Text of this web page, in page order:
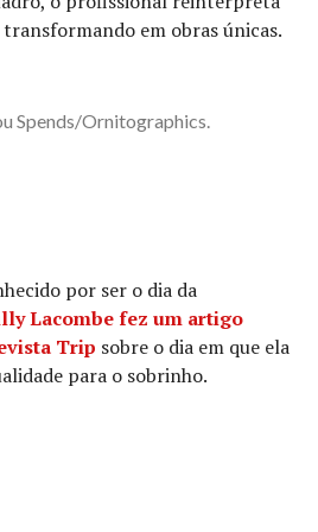
em obras únicas.
Spends/Ornitographics.
por ser o dia da
Lacombe fez um artigo
Trip sobre o dia em que ela
para o sobrinho.